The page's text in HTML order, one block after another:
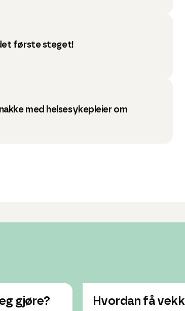
første steget!
med helsesykepleier om
gjøre?
Hvordan få vekk